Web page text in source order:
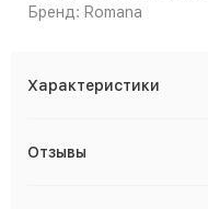
Бренд: Romana
Характеристики
Отзывы